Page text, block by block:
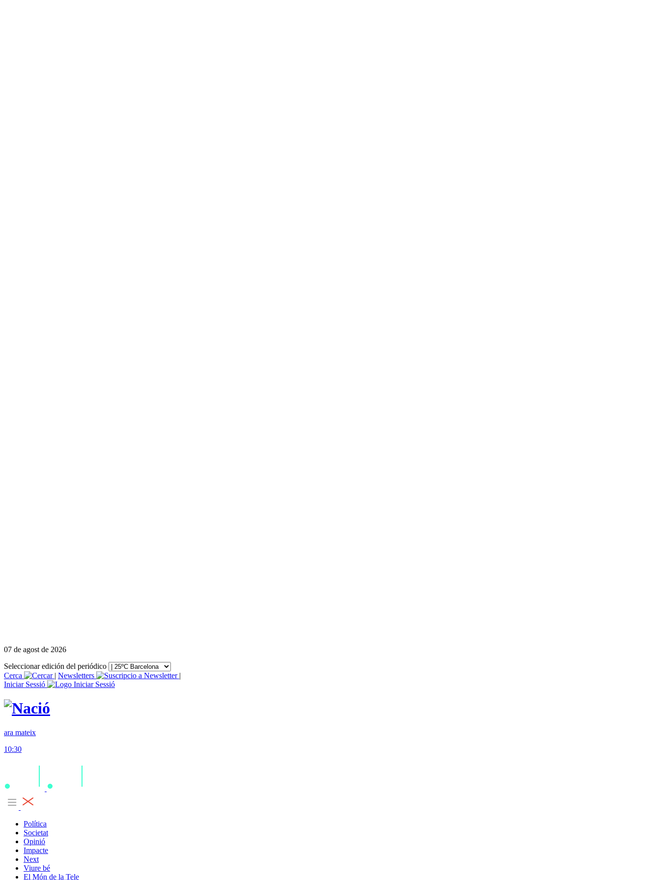
07 de agost de 2026
Seleccionar edición del periódico
Cerca
| Newsletters
|
Iniciar Sessió
ara mateix
10:30
Política
Societat
Opinió
Impacte
Next
Viure bé
El Món de la Tele